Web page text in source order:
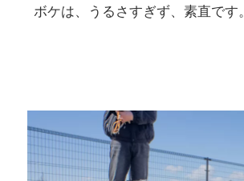
ボケは、うるさすぎず、素直です。